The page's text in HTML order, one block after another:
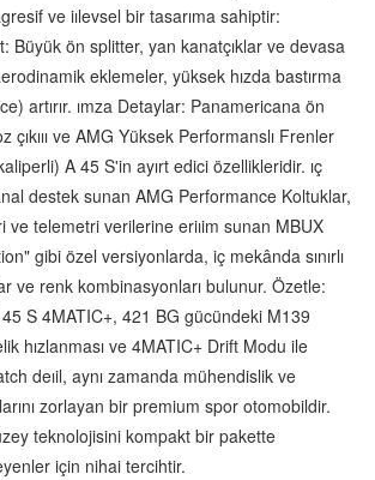
ve iılevsel bir tasarıma sahiptir:
Büyük ön splitter, yan kanatçıklar ve devasa
eklemeler, yüksek hızda bastırma
artırır. ımza Detaylar: Panamericana ön
çıkııı ve AMG Yüksek Performanslı Frenler
A 45 S'in ayırt edici özellikleridir. ıç
destek sunan AMG Performance Koltuklar,
ve telemetri verilerine eriıim sunan MBUX
gibi özel versiyonlarda, iç mekânda sınırlı
ve renk kombinasyonları bulunur. Özetle:
S 4MATIC+, 421 BG gücündeki M139
hızlanması ve 4MATIC+ Drift Modu ile
deıil, aynı zamanda mühendislik ve
zorlayan bir premium spor otomobildir.
teknolojisini kompakt bir pakette
için nihai tercihtir.